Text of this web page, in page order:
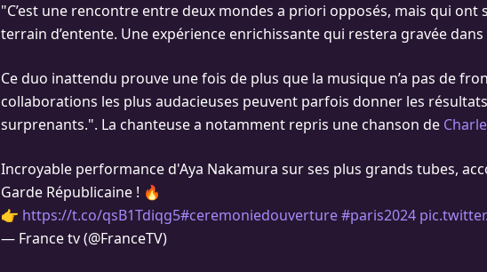
"C’est une rencontre entre deux mondes a priori opposés, mais qui ont
terrain d’entente. Une expérience enrichissante qui restera gravée
Ce duo inattendu prouve une fois de plus que la musique n’a pas de
collaborations les plus audacieuses peuvent parfois donner les
surprenants.". La chanteuse a notamment repris une chanson de
Incroyable performance d'Aya Nakamura sur ses plus grands tubes,
Garde Républicaine ! 🔥
👉 https://t.co/qsB1Tdiqg5#ceremoniedouverture#paris2024
— France tv (@FranceTV)